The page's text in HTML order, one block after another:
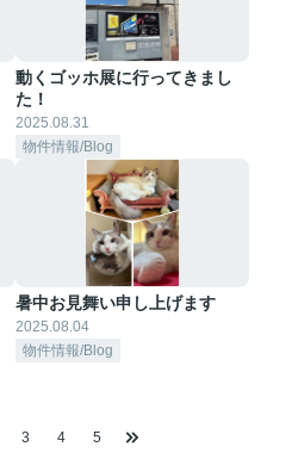
動くゴッホ展に行ってきまし
た！
2025.08.31
物件情報/Blog
暑中お見舞い申し上げます
2025.08.04
物件情報/Blog
3 4 5